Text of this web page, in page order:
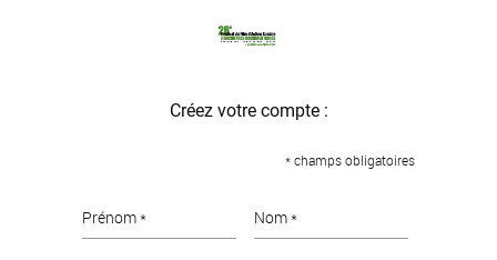
Créez votre compte :
* champs obligatoires
Prénom * Nom *